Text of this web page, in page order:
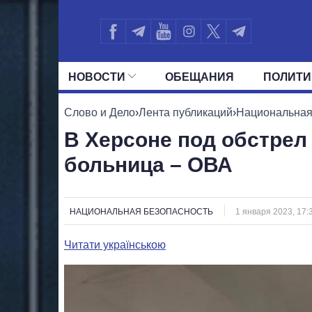
НОВОСТИ ОБЕЩАНИЯ
ВСЕ ПОЛИТИКИ ПРЕЗИДЕНТ И
Слово и Дело›Лента публикаций›
В Херсоне под
больница – ОВА
НАЦИОНАЛЬНАЯ БЕЗОПАСНОСТЬ 1 января 2023,
Читати українською